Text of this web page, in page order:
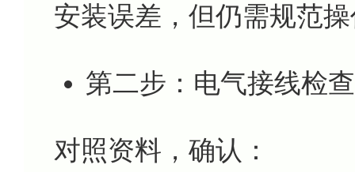
安装误差，但仍需规范
第二步：电气接线检查
对照资料，确认：